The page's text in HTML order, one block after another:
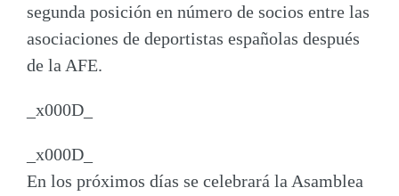
segunda posición en número de socios entre las
asociaciones de deportistas españolas después
de la AFE.
_x000D_
_x000D_
En los próximos días se celebrará la Asamblea